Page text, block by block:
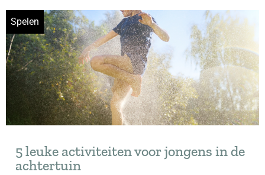
Spelen
5 leuke activiteiten voor jongens in de
achtertuin